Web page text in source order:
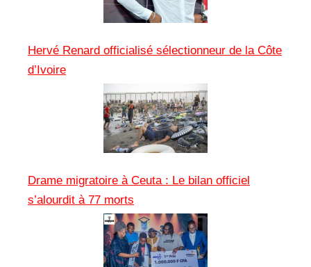
Hervé Renard officialisé sélectionneur de la Côte
d’Ivoire
Drame migratoire à Ceuta : Le bilan officiel
s’alourdit à 77 morts